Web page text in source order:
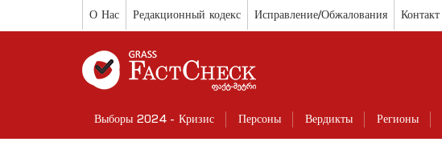
О Нас Редакционный кодекс Исправление/Обжалования Контакт
Выборы 2024 - Кризис Персоны Вердикты Регионы